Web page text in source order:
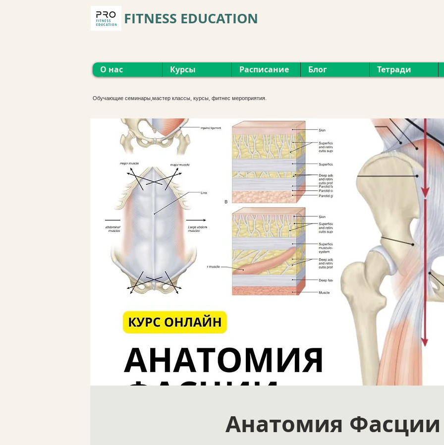
FITNESS EDUCATION
О нас Курсы Расписание Блог Тетради
Обучающие семинары,мастер классы, курсы, фитнес мероприятия.
Анатомия Фасции